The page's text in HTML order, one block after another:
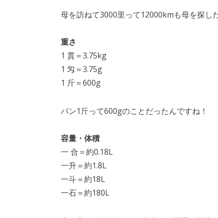
母を訪ねて3000里って12000kmも母を探し
重さ
1 貫＝3.75kg
1 匁＝3.75g
1 斤＝600g
パン1斤って600gのことだったんですね！
容量・体積
一 合＝約0.18L
一升＝約1.8L
一斗＝約18L
一石＝約180L